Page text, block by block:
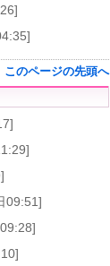
このページの先頭へ
09:51]